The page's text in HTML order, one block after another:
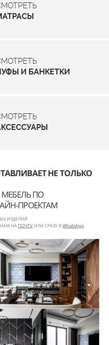
И БАНКЕТКИ
НЕ ТОЛЬКО
ПО
ПРОЕКТАМ
ИЗДЕЛИЙ
НА ПОЧТУ ИЛИ СРАЗУ ВWhatsApp